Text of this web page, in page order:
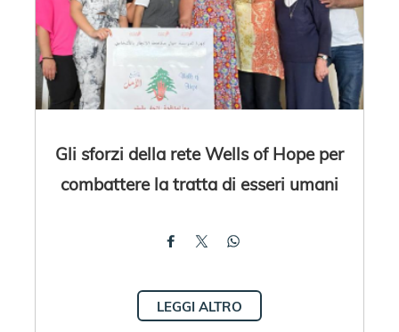
Gli sforzi della rete Wells of Hope per
combattere la tratta di esseri umani
LEGGI ALTRO